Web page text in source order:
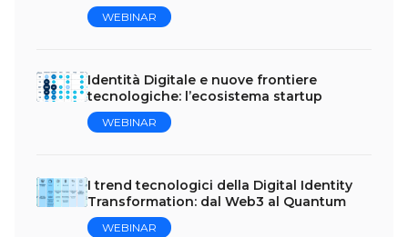
WEBINAR
Identità Digitale e nuove frontiere
tecnologiche: l’ecosistema startup
WEBINAR
I trend tecnologici della Digital Identity
Transformation: dal Web3 al Quantum
WEBINAR